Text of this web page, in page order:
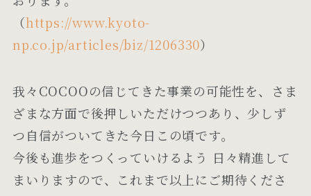
（https://www.kyoto-
np.co.jp/articles/biz/1206330）
我々COCOOの信じてきた事業の可能性を、さま
ざまな方面で後押しいただけつつあり、少しず
つ自信がついてきた今日この頃です。
今後も進歩をつくっていけるよう 日々精進して
まいりますので、これまで以上にご期待くださ